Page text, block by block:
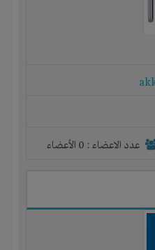
عدد الاعضاء : 0 الأعضاء